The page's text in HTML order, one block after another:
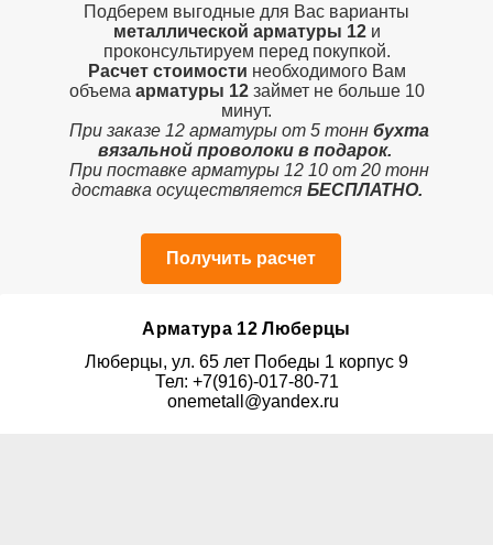
Подберем выгодные для Вас варианты
металлической арматуры 12и
проконсультируем перед покупкой.
Расчет стоимости необходимого Вам
объема арматуры 12займет не больше 10
минут.
При заказе 12 арматуры от 5 тонн бухта
вязальной проволоки в подарок.
При поставке арматуры 12 10 от 20 тонн
доставка осуществляется БЕСПЛАТНО.
Получить расчет
Арматура 12 Люберцы
Люберцы, ул. 65 лет Победы 1 корпус 9
Тел: +7(916)-017-80-71
onemetall@yandex.ru